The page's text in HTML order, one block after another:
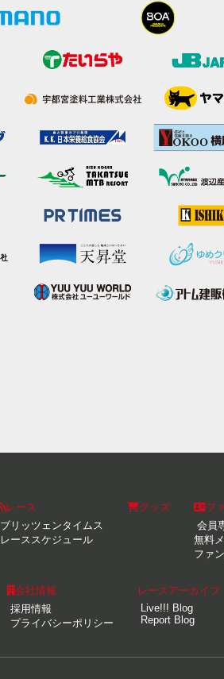
レース
ブリッツェンタイムス
レーススケジュール
グッズ
フ
会員
無料
ファ
会社情報
採用情報
プライバシーポリシー
レースアーカイブ
Live!!! Blog
Report Blog